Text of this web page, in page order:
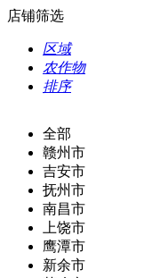
店铺筛选
区域
农作物
排序
全部
赣州市
吉安市
抚州市
南昌市
上饶市
鹰潭市
新余市